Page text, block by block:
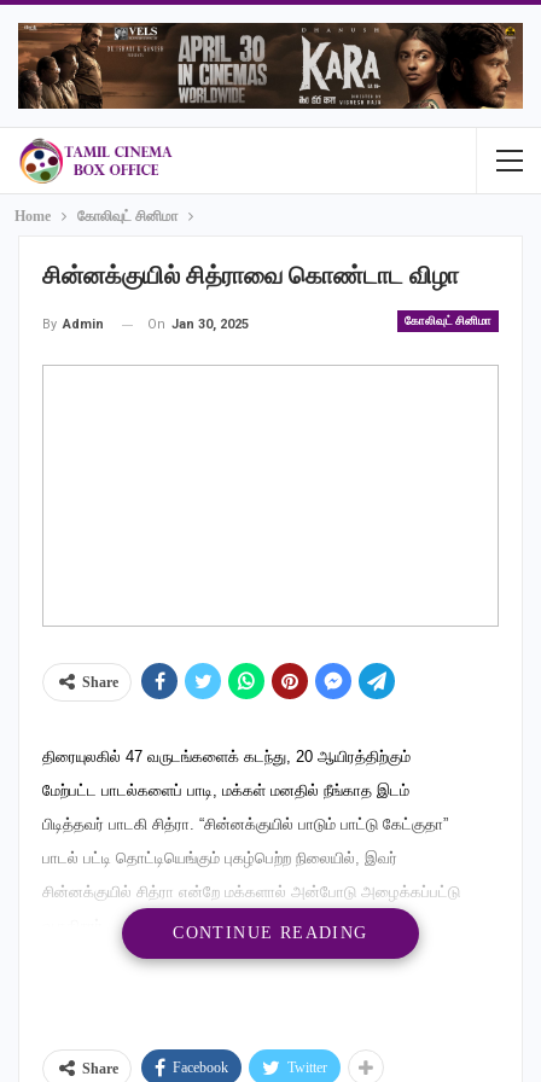
Home கோலிவுட் சினிமா
சின்னக்குயில் சித்ராவை கொண்டாட விழா
கோலிவுட் சினிமா
By Admin On Jan 30, 2025
Share
திரையுலகில் 47 வருடங்களைக் கடந்து, 20 ஆயிரத்திற்கும்
மேற்பட்ட பாடல்களைப் பாடி, மக்கள் மனதில் நீங்காத இடம்
பிடித்தவர் பாடகி சித்ரா. “சின்னக்குயில் பாடும் பாட்டு கேட்குதா”
பாடல் பட்டி தொட்டியெங்கும் புகழ்பெற்ற நிலையில், இவர்
சின்னக்குயில் சித்ரா என்றே மக்களால் அன்போடு அழைக்கப்பட்டு
நிகழ்ச்சியில் கலந்து கொள்ளவுள்ளார்.
CONTINUE READING
Share Facebook Twitter